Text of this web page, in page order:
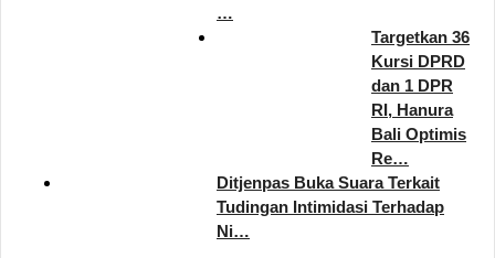
…
Targetkan 36
Kursi DPRD
dan 1 DPR
RI, Hanura
Bali Optimis
Re…
Ditjenpas Buka Suara Terkait
Tudingan Intimidasi Terhadap
Ni…